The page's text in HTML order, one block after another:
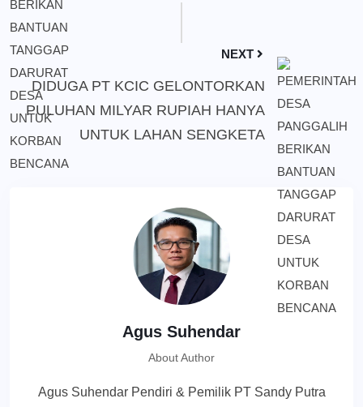
NEXT
DIDUGA PT KCIC GELONTORKAN
PULUHAN MILYAR RUPIAH HANYA
UNTUK LAHAN SENGKETA
Agus Suhendar
About Author
Agus Suhendar Pendiri & Pemilik PT Sandy Putra